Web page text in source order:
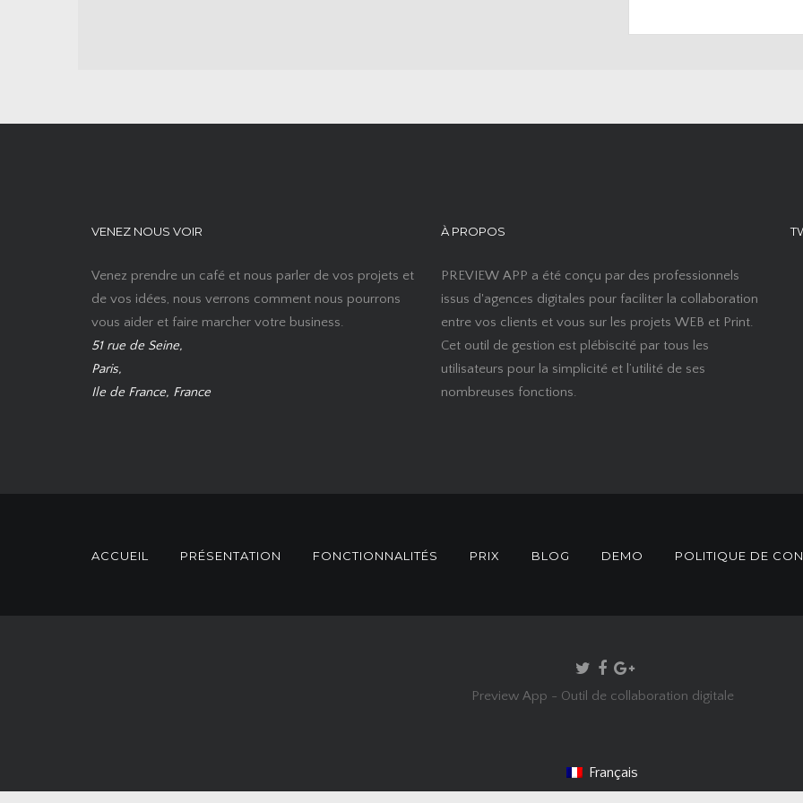
VENEZ NOUS VOIR
Venez prendre un café et nous parler de vos projets et
de vos idées, nous verrons comment nous pourrons
vous aider et faire marcher votre business.
51 rue de Seine,
Paris,
Ile de France, France
À PROPOS
PREVIEW APP a été conçu par des professionnels
issus d'agences digitales pour faciliter la collaboration
entre vos clients et vous sur les projets WEB et Print.
Cet outil de gestion est plébiscité par tous les
utilisateurs pour la simplicité et l’utilité de ses
nombreuses fonctions.
ACCUEIL PRÉSENTATION FONCTIONNALITÉS PRIX BLOG DEMO POLITIQUE DE
Preview App - Outil de collaboration digitale
Français